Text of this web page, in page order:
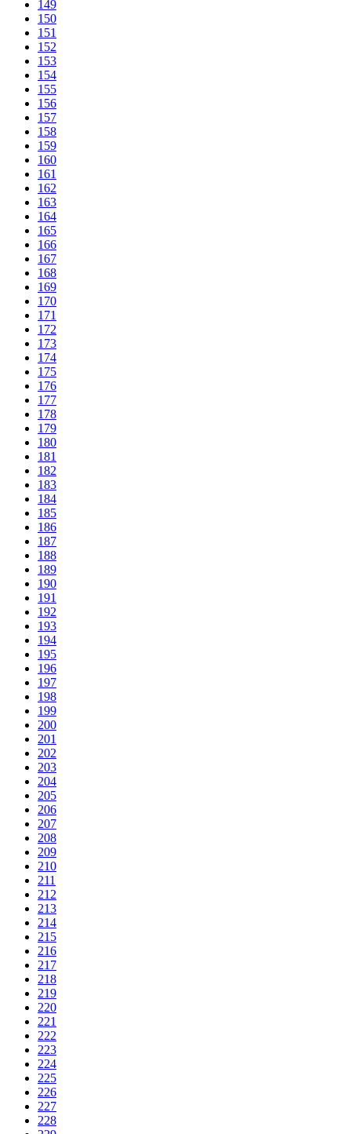
149
150
151
152
153
154
155
156
157
158
159
160
161
162
163
164
165
166
167
168
169
170
171
172
173
174
175
176
177
178
179
180
181
182
183
184
185
186
187
188
189
190
191
192
193
194
195
196
197
198
199
200
201
202
203
204
205
206
207
208
209
210
211
212
213
214
215
216
217
218
219
220
221
222
223
224
225
226
227
228